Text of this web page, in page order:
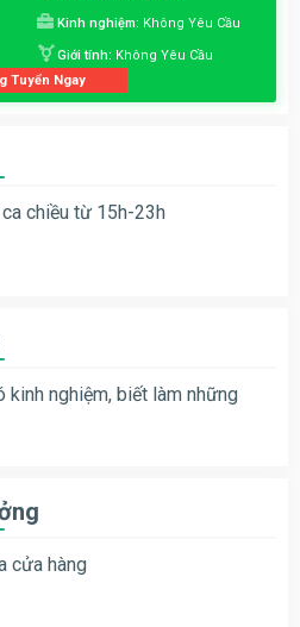
Kinh nghiệm: Không Yêu Cầu
Giới tính: Không Yêu Cầu
Tuyển Ngay
chiều từ 15h-23h
kinh nghiệm, biết làm những
cửa hàng